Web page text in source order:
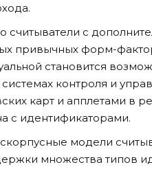
считыватели с
привычных форм-
становится
контроля и
карт и апплетами в
с идентификаторами.
модели
множества типов